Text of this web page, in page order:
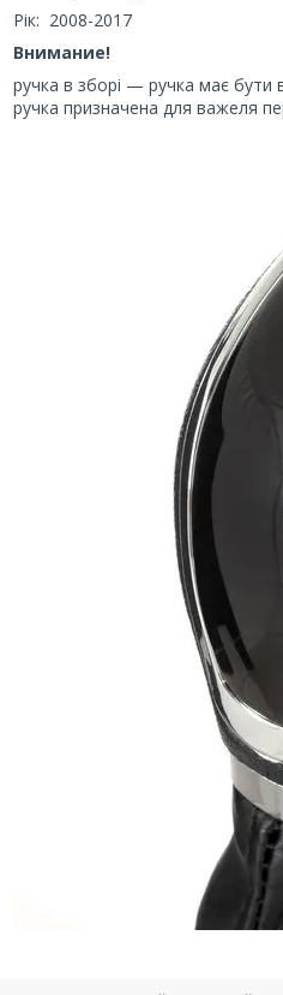
Рік: 2008-2017
Внимание!
ручка в зборі — ручка має бути
ручка призначена для важеля